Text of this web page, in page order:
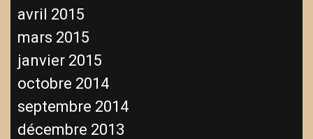
avril 2015
mars 2015
janvier 2015
octobre 2014
septembre 2014
décembre 2013